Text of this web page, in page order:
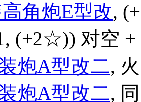
角炮E型改,
(+2☆)) 对空 +
炮A型改二,
炮A型改二,